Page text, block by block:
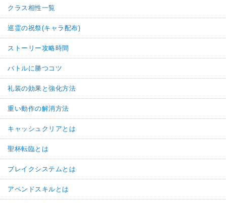
クラス相性一覧
巡霊の祝祭(キャラ配布)
ストーリー攻略時間
バトルに勝つコツ
礼装の効果と強化方法
重い動作の解消方法
キャッシュクリアとは
聖杯転臨とは
ブレイクシステムとは
アペンドスキルとは